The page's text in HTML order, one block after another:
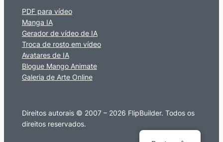
PDF para vídeo
Manga IA
Gerador de vídeo de IA
Troca de rosto em vídeo
Avatares de IA
Blogue Mango Animate
Galeria de Arte Online
Direitos autorais © 2007 – 2026 FlipBuilder. Todos os
direitos reservados.